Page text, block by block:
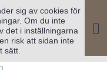
sig av cookies för
Om du inte
det i inställningarna
risk att sidan inte
sätt.